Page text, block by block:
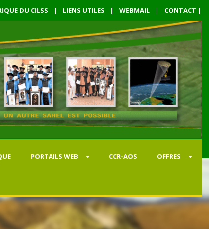
DU CILSS | LIENS UTILES | WEBMAIL | CONTACT |
PORTAILS WEB CCR-AOS OFFRES